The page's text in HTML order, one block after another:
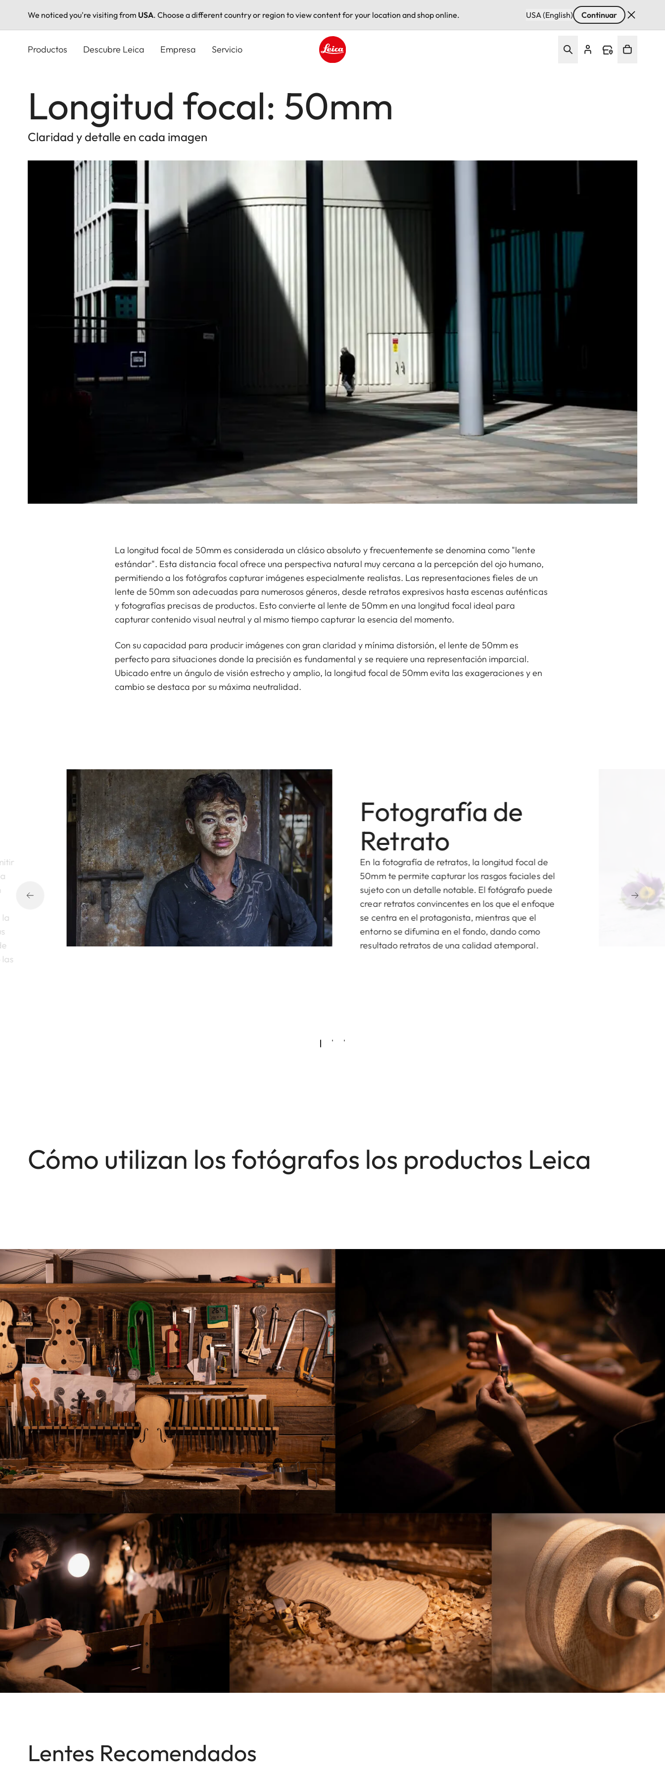
We noticed you're visiting from USA. Choose a different country or region to view content for your location and shop online. USA (English) Continuar
Productos Descubre Leica Empresa Servicio
Longitud focal: 50mm
Claridad y detalle en cada imagen
La longitud focal de 50mm es considerada un clásico absoluto y frecuentemente se denomina como "lente
estándar". Esta distancia focal ofrece una perspectiva natural muy cercana a la percepción del ojo humano,
permitiendo a los fotógrafos capturar imágenes especialmente realistas. Las representaciones fieles de un
lente de 50mm son adecuadas para numerosos géneros, desde retratos expresivos hasta escenas auténticas
y fotografías precisas de productos. Esto convierte al lente de 50mm en una longitud focal ideal para
capturar contenido visual neutral y al mismo tiempo capturar la esencia del momento.
Con su capacidad para producir imágenes con gran claridad y mínima distorsión, el lente de 50mm es
perfecto para situaciones donde la precisión es fundamental y se requiere una representación imparcial.
Ubicado entre un ángulo de visión estrecho y amplio, la longitud focal de 50mm evita las exageraciones y en
cambio se destaca por su máxima neutralidad.
Fotografía de
Retrato
En la fotografía de retratos, la longitud focal de
50mm te permite capturar los rasgos faciales del
sujeto con un detalle notable. El fotógrafo puede
crear retratos convincentes en los que el enfoque
se centra en el protagonista, mientras que el
entorno se difumina en el fondo, dando como
resultado retratos de una calidad atemporal.
Cómo utilizan los fotógrafos los productos Leica
Image
Lentes Recomendados